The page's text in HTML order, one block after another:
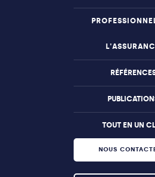
TOUT EN UN
NOUS